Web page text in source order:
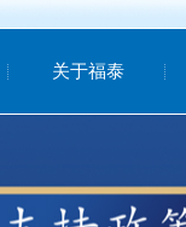
关于福泰